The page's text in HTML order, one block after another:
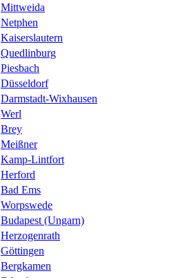
Mittweida
Netphen
Kaiserslautern
Quedlinburg
Piesbach
Düsseldorf
Darmstadt-Wixhausen
Werl
Brey
Meißner
Kamp-Lintfort
Herford
Bad Ems
Worpswede
Budapest (Ungarn)
Herzogenrath
Göttingen
Bergkamen